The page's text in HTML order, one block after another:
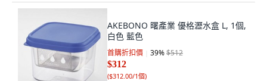
AKEBONO 曙產業 優格瀝水盒 L, 1個,
白色 藍色
首購折扣價 39%$512
$312
($312.00/1個)